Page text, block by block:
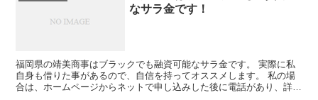
なサラ金です！
福岡県の靖美商事はブラックでも融資可能なサラ金です。 実際に私
自身も借りた事があるので、自信を持ってオススメします。 私の場
合は、ホームページからネットで申し込みした後に電話があり、詳細